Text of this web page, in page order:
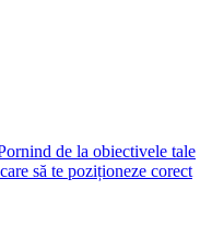
de la obiectivele tale
să te poziționeze corect